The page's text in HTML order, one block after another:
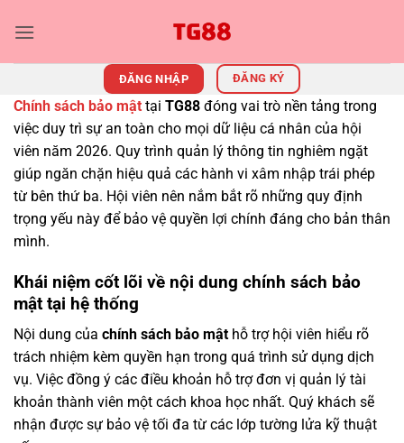
qua
ĐĂNG NHẬP ĐĂNG KÝ
Chính sách bảo mật tại TG88 đóng vai trò nền tảng trong
việc duy trì sự an toàn cho mọi dữ liệu cá nhân của hội
viên năm 2026. Quy trình quản lý thông tin nghiêm ngặt
giúp ngăn chặn hiệu quả các hành vi xâm nhập trái phép
từ bên thứ ba. Hội viên nên nắm bắt rõ những quy định
trọng yếu này để bảo vệ quyền lợi chính đáng cho bản thân
mình.
Khái niệm cốt lõi về nội dung chính sách bảo
mật tại hệ thống
Nội dung của chính sách bảo mật hỗ trợ hội viên hiểu rõ
trách nhiệm kèm quyền hạn trong quá trình sử dụng dịch
vụ. Việc đồng ý các điều khoản hỗ trợ đơn vị quản lý tài
khoản thành viên một cách khoa học nhất. Quý khách sẽ
nhận được sự bảo vệ tối đa từ các lớp tường lửa kỹ thuật